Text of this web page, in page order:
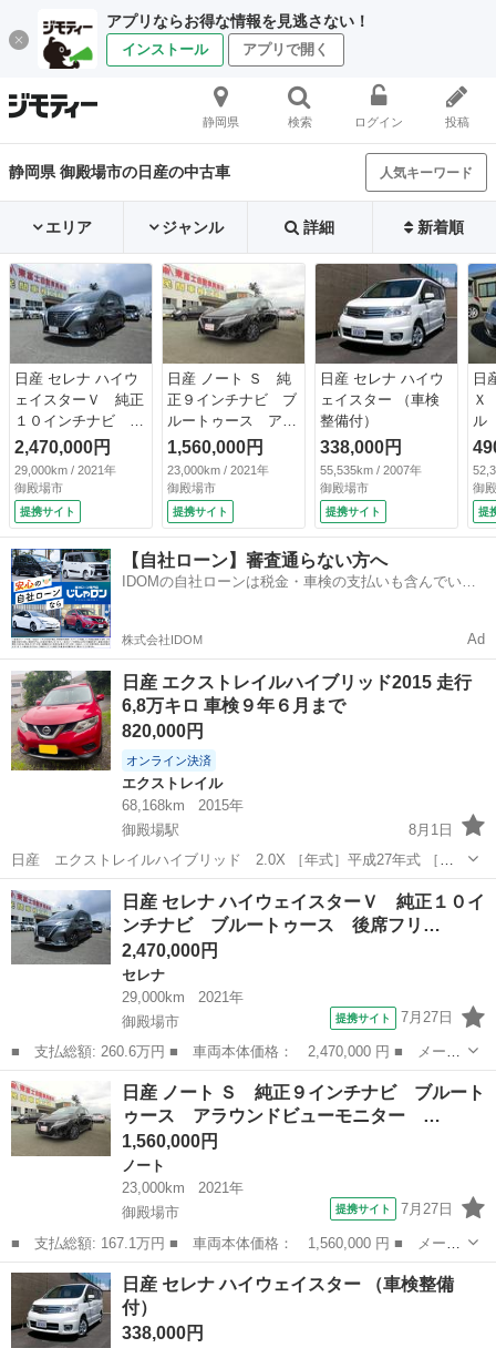
アプリならお得な情報を見逃さない！
インストール アプリで開く
静岡県 検索 ログイン 投稿
静岡県 御殿場市の日産の中古車 人気キーワード
エリア ジャンル 詳細 新着順
日産 セレナ ハイウ
ェイスターＶ 純正
１０インチナビ ブ
ルートゥース 後席
フリップダウンモニ
ター アラウンドビ
ューモニター 衝突
被害軽減ブレーキ
プロパイロット 両
側パワースライド
ＬＥＤヘッドライ
ト リアオートエア
コン ＥＴＣ （車
検整備付）
2,470,000円
29,000km / 2021年
御殿場市
提携サイト
日産 ノート Ｓ 純
正９インチナビ ブ
ルートゥース アラ
ウンドビューモニタ
ー 衝突被害軽減ブ
レーキ ブラインド
スポットモニター
デジタルインナーミ
ラー ＬＥＤヘッド
ライト 前後クリア
ランスソナー （車
1,560,000円
23,000km / 2021年
御殿場市
提携サイト
日産 セレナ ハイウ
ェイスター （車検
整備付）
338,000円
55,535km / 2007年
御殿場市
提携サイト
日
Ｘ
ル
デ
ク
リ
ー
イ
9.7
御
提
【自社ローン】審査通らない方へ
IDOMの自社ローンは税金・車検の支払いも含んでいる
株式会社IDOM Ad
日産 エクストレイルハイブリッド2015 走行
6,8万キロ 車検９年６月まで
820,000円
オンライン決済
エクストレイル
68,168km
2015年
御殿場駅
8月1日
日産 エクストレイルハイブリッド 2.0X ［年式］平成27年式 ［車
検］令和9年6月 ［走行］68,168㎞ ［装備］ ・純正ナビ ・バックカメ
ラ ・フルセグTV ・フルタイム ・前席シートヒーター ・クルーズコン
トロー...
静岡 御殿場市 御殿場駅 エクストレイル
日産 セレナ ハイウェイスターＶ 純正１０イ
ンチナビ ブルートゥース 後席フリ…
2,470,000円
セレナ
29,000km
2021年
御殿場市
提携サイト 7月27日
■ 支払総額: 260.6万円 ■ 車両本体価格： 2,470,000 円 ■ メーカ
ー名： 日産 ■ 車種名： セレナ ■ グレード名： ハイウェイス
ターＶ 純正１０インチナビ ブルートゥース 後席フリップダウン
モニター...
静岡 御殿場市 セレナ
日産 ノート Ｓ 純正９インチナビ ブルート
ゥース アラウンドビューモニター …
1,560,000円
ノート
23,000km
2021年
御殿場市
提携サイト 7月27日
■ 支払総額: 167.1万円 ■ 車両本体価格： 1,560,000 円 ■ メーカ
ー名： 日産 ■ 車種名： ノート ■ グレード名： Ｓ 純正９イ
ンチナビ ブルートゥース アラウンドビューモニター 衝突被害軽
減ブレー...
静岡 御殿場市 ノート
日産 セレナ ハイウェイスター （車検整備
付）
338,000円